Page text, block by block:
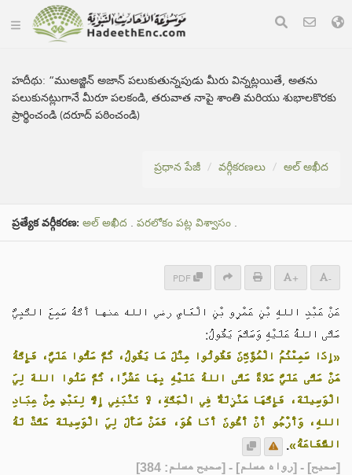
హదీథు: “ముఅజ్జిన్ అజాన్ పలుకుతున్నపుడు మీరు విన్నట్లయితే, అతను
పలుకునట్లుగానే మీరూ పలకండి, తరువాత నాపై శాంతి మరియు శుభాలకొరకు
ప్రార్థించండి (దరూద్ పఠించండి)
ప్రధాన పేజీ వర్గీకరణలు అల్ అఖీద
ప్రత్యేక వర్గీకరణ: అల్ అఖీద . పరలోకం పట్ల విశ్వాసం .
PDF + -
عَنْ ‌عَبْدِ اللهِ بْنِ عَمْرِو بْنِ الْعَاصِ رضي الله عنها أَنَّهُ سَمِعَ النَّبِيَّ
صَلَّى اللهُ عَلَيْهِ وَسَلَّمَ يَقُولُ:
«إِذَا سَمِعْتُمُ الْمُؤَذِّنَ فَقُولُوا مِثْلَ مَا يَقُولُ، ثُمَّ صَلُّوا عَلَيَّ، فَإِنَّهُ
مَنْ صَلَّى عَلَيَّ صَلَاةً صَلَّى اللهُ عَلَيْهِ بِهَا عَشْرًا، ثُمَّ سَلُوا اللهَ لِيَ
الْوَسِيلَةَ، فَإِنَّهَا مَنْزِلَةٌ فِي الْجَنَّةِ، لَا تَنْبَغِي إِلَّا لِعَبْدٍ مِنْ عِبَادِ
اللهِ، وَأَرْجُو أَنْ أَكُونَ أَنَا هُوَ، فَمَنْ سَأَلَ لِيَ الْوَسِيلَةَ حَلَّتْ لَهُ
الشَّفَاعَةُ».
[صحيح] - [رواه مسلم] - [صحيح مسلم: 384]